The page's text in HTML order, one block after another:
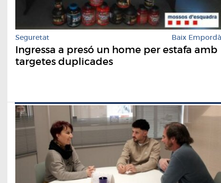
Seguretat Baix Empordà
Ingressa a presó un home per estafa amb
targetes duplicades